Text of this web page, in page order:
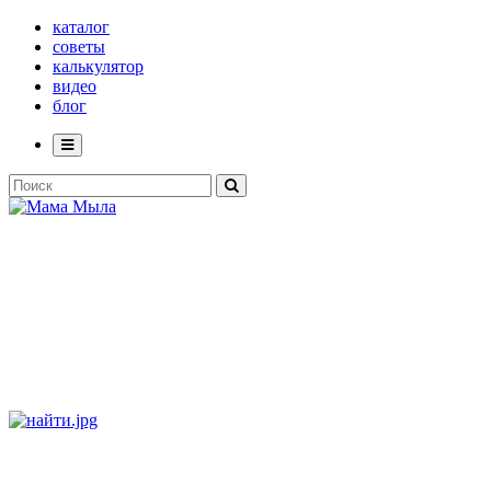
каталог
советы
калькулятор
видео
блог